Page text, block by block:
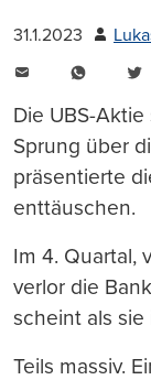
31.1.2023
Die UBS-
Sprung über
präsentierte
enttäuschen.
Im 4. Quartal,
verlor die
scheint als sie
Teils massiv.